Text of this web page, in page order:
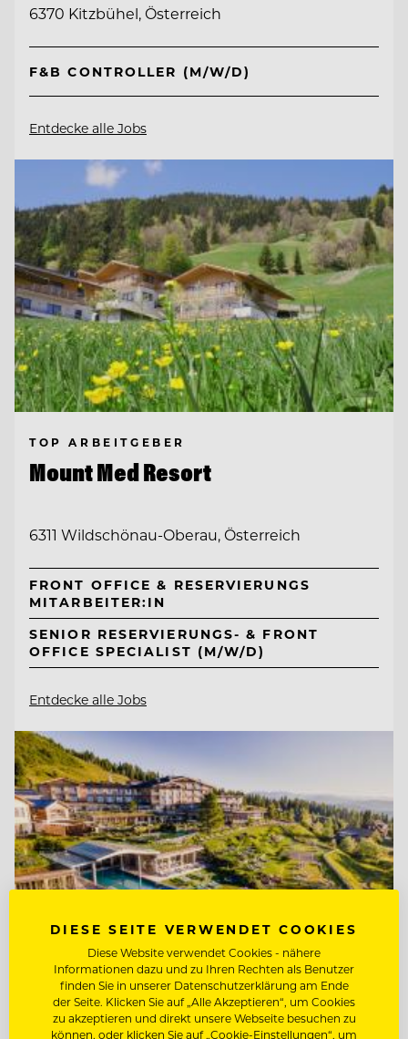
6370 Kitzbühel, Österreich
F&B CONTROLLER (M/W/D)
Entdecke alle Jobs
TOP ARBEITGEBER
Mount Med Resort
6311 Wildschönau-Oberau, Österreich
FRONT OFFICE & RESERVIERUNGS
MITARBEITER:IN
SENIOR RESERVIERUNGS- & FRONT
OFFICE SPECIALIST (M/W/D)
Entdecke alle Jobs
TOP ARBEITGEBER
DIESE SEITE VERWENDET COOKIES
Diese Website verwendet Cookies - nähere
Informationen dazu und zu Ihren Rechten als Benutzer
finden Sie in unserer Datenschutzerklärung am Ende
der Seite. Klicken Sie auf „Alle Akzeptieren“, um Cookies
zu akzeptieren und direkt unsere Webseite besuchen zu
können, oder klicken Sie auf „Cookie-Einstellungen“, um